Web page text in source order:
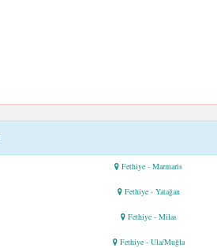
Fethiye - Marmaris
Fethiye - Yatağan
Fethiye - Milas
Fethiye - Ula/Muğla